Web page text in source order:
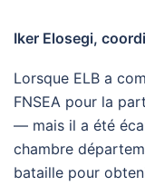
Iker Elosegi,
Lorsque ELB a
FNSEA pour la
— mais il a été
chambre
bataille pour